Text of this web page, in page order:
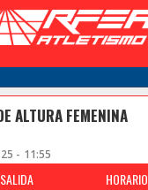
ALTURA FEMENINA
- 11:55
HORARIO